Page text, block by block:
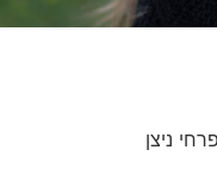
ניצן